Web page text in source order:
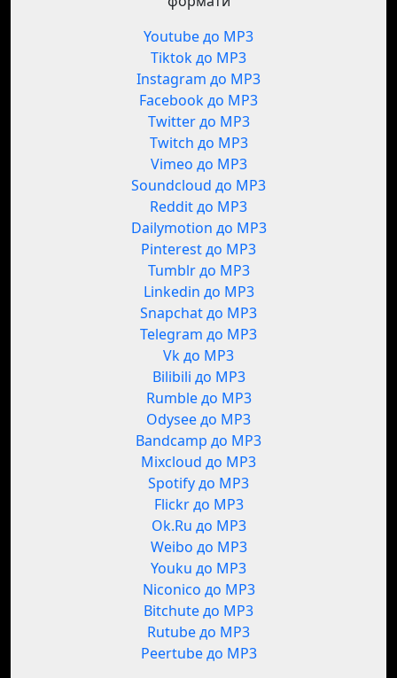
Youtube до MP3
Tiktok до MP3
Instagram до MP3
Facebook до MP3
Twitter до MP3
Twitch до MP3
Vimeo до MP3
Soundcloud до MP3
Reddit до MP3
Dailymotion до MP3
Pinterest до MP3
Tumblr до MP3
Linkedin до MP3
Snapchat до MP3
Telegram до MP3
Vk до MP3
Bilibili до MP3
Rumble до MP3
Odysee до MP3
Bandcamp до MP3
Mixcloud до MP3
Spotify до MP3
Flickr до MP3
Ok.Ru до MP3
Weibo до MP3
Youku до MP3
Niconico до MP3
Bitchute до MP3
Rutube до MP3
Peertube до MP3